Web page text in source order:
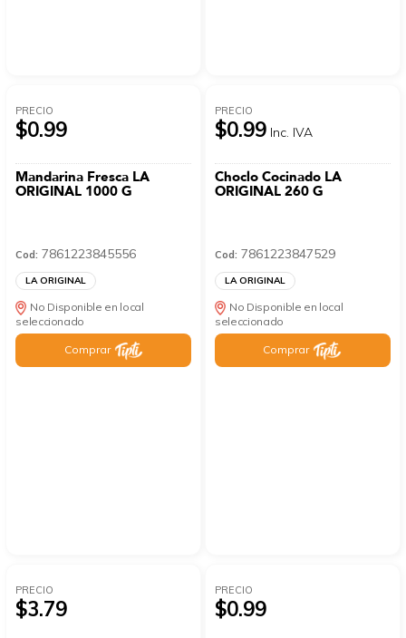
PRECIO
$0.99
Mandarina Fresca LA
ORIGINAL 1000 G
Cod: 7861223845556
LA ORIGINAL
No Disponible en local
seleccionado
Comprar
PRECIO
$0.99 Inc. IVA
Choclo Cocinado LA
ORIGINAL 260 G
Cod: 7861223847529
LA ORIGINAL
No Disponible en local
seleccionado
Comprar
PRECIO
$3.79
PRECIO
$0.99